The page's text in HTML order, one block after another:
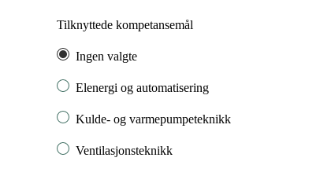
Tilknyttede kompetansemål
Ingen valgte
Elenergi og automatisering
Kulde- og varmepumpeteknikk
Ventilasjonsteknikk